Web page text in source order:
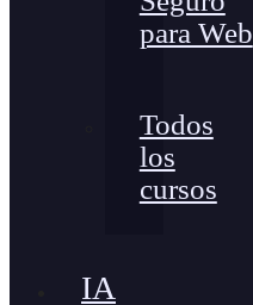
para Web
Todos
los
cursos
IA